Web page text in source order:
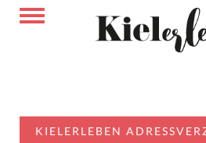
KIELERLEBEN